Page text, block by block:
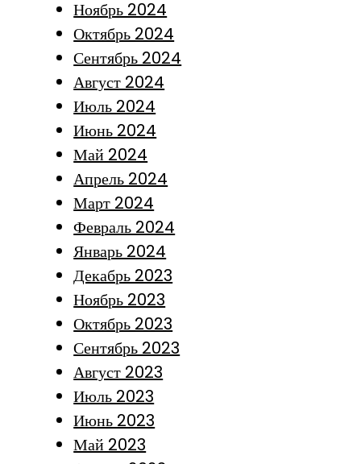
Ноябрь 2024
Октябрь 2024
Сентябрь 2024
Август 2024
Июль 2024
Июнь 2024
Май 2024
Апрель 2024
Март 2024
Февраль 2024
Январь 2024
Декабрь 2023
Ноябрь 2023
Октябрь 2023
Сентябрь 2023
Август 2023
Июль 2023
Июнь 2023
Май 2023